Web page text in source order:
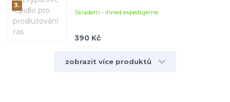
3.
Skladem - ihned expedujeme
390 Kč
zobrazit více produktů